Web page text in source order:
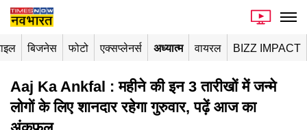
बिजनेस फोटो एक्सप्लेनर्स अध्यात्म वायरल BIZZ IMPACT
Aaj Ka Ankfal : महीने की इन 3 तारीखों में जन्मे
लोगों के लिए शानदार रहेगा गुरुवार, पढ़ें आज का